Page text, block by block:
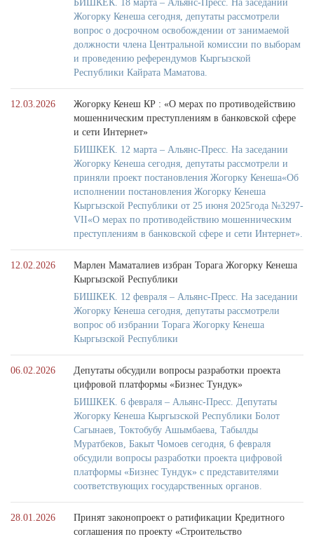
БИШКЕК. 18 марта – Альянс-Пресс. На заседании
Жогорку Кенеша сегодня, депутаты рассмотрели
вопрос о досрочном освобождении от занимаемой
должности члена Центральной комиссии по выборам
и проведению референдумов Кыргызской
Республики Кайрата Маматова.
12.03.2026
Жогорку Кенеш КР : «О мерах по противодействию
мошенническим преступлениям в банковской сфере
и сети Интернет»
БИШКЕК. 12 марта – Альянс-Пресс. На заседании
Жогорку Кенеша сегодня, депутаты рассмотрели и
приняли проект постановления Жогорку Кенеша«Об
исполнении постановления Жогорку Кенеша
Кыргызской Республики от 25 июня 2025года №3297-
VII«О мерах по противодействию мошенническим
преступлениям в банковской сфере и сети Интернет».
12.02.2026
Марлен Маматалиев избран Торага Жогорку Кенеша
Кыргызской Республики
БИШКЕК. 12 февраля – Альянс-Пресс. На заседании
Жогорку Кенеша сегодня, депутаты рассмотрели
вопрос об избрании Торага Жогорку Кенеша
Кыргызской Республики
06.02.2026
Депутаты обсудили вопросы разработки проекта
цифровой платформы «Бизнес Тундук»
БИШКЕК. 6 февраля – Альянс-Пресс. Депутаты
Жогорку Кенеша Кыргызской Республики Болот
Сагынаев, Токтобубу Ашымбаева, Табылды
Муратбеков, Бакыт Чомоев сегодня, 6 февраля
обсудили вопросы разработки проекта цифровой
платформы «Бизнес Тундук» с представителями
соответствующих государственных органов.
28.01.2026
Принят законопроект о ратификации Кредитного
соглашения по проекту «Строительство